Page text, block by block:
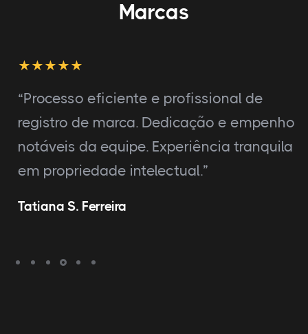
Marcas
“Processo eficiente e profissional de
registro de marca. Dedicação e empenho
notáveis da equipe. Experiência tranquila
em propriedade intelectual.”
Tatiana S. Ferreira